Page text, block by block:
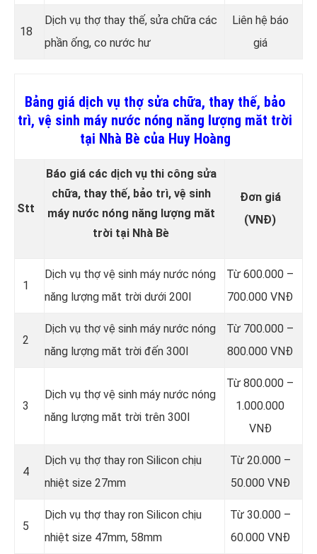
18
Dịch vụ thợ thay thế, sửa chữa các
phần ống, co nước hư
Liên hệ báo
giá
Bảng giá dịch vụ thợ sửa chữa, thay thế, bảo
trì, vệ sinh máy nước nóng năng lượng măt trời
tại Nhà Bè của Huy Hoàng
Stt
Báo giá các dịch vụ thi công sửa
chữa, thay thế, bảo trì, vệ sinh
máy nước nóng năng lượng măt
trời tại Nhà Bè
Đơn giá
(VNĐ)
1
Dịch vụ thợ vệ sinh máy nước nóng
năng lượng măt trời dưới 200l
Từ 600.000 –
700.000 VNĐ
2
Dịch vụ thợ vệ sinh máy nước nóng
năng lượng măt trời đến 300l
Từ 700.000 –
800.000 VNĐ
3
Dịch vụ thợ vệ sinh máy nước nóng
năng lượng măt trời trên 300l
Từ 800.000 –
1.000.000
VNĐ
4
Dịch vụ thợ thay ron Silicon chịu
nhiệt size 27mm
Từ 20.000 –
50.000 VNĐ
5
Dịch vụ thợ thay ron Silicon chịu
nhiệt size 47mm, 58mm
Từ 30.000 –
60.000 VNĐ